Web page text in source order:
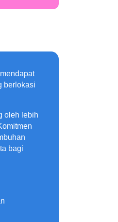
berlokasi
oleh lebih
bagi